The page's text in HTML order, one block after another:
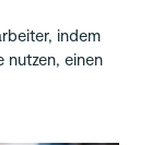
indem
nutzen, einen